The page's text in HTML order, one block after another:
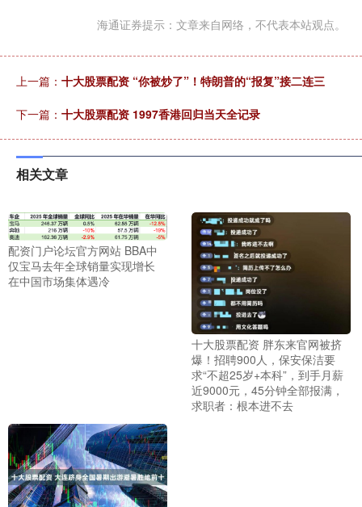
海通证券提示：文章来自网络，不代表本站观点。
上一篇： 十大股票配资 “你被炒了”！特朗普的“报复”接二连三
下一篇： 十大股票配资 1997香港回归当天全记录
相关文章
配资门户论坛官方网站 BBA中
仅宝马去年全球销量实现增长
在中国市场集体遇冷
十大股票配资 胖东来官网被挤
爆！招聘900人，保安保洁要
求“不超25岁+本科”，到手月薪
近9000元，45分钟全部报满，
求职者：根本进不去